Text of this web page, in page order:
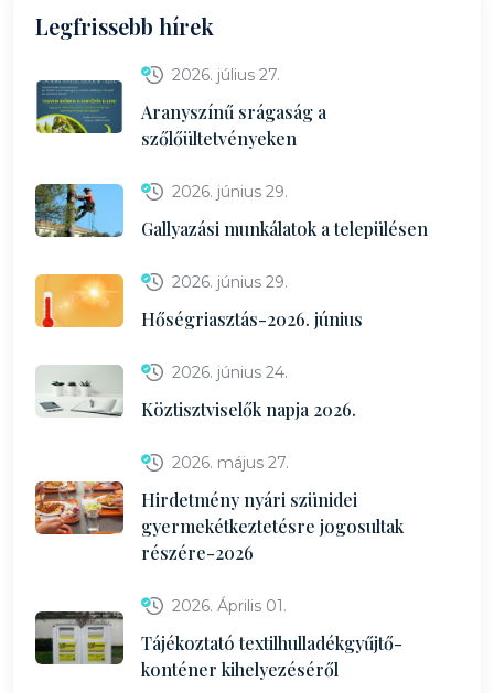
Legfrissebb hírek
2026. július 27.
Aranyszínű srágaság a
szőlőültetvényeken
2026. június 29.
Gallyazási munkálatok a településen
2026. június 29.
Hőségriasztás-2026. június
2026. június 24.
Köztisztviselők napja 2026.
2026. május 27.
Hirdetmény nyári szünidei
gyermekétkeztetésre jogosultak
részére-2026
2026. Április 01.
Tájékoztató textilhulladékgyűjtő-
konténer kihelyezéséről